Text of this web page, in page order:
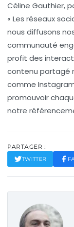
Céline Gauthier,
« Les réseaux
nous diffusons
communauté
profit des
contenu partagé
comme
promouvoir
notre
PARTAGER :
TWITTER